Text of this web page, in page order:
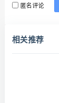
匿名评论
相关推荐